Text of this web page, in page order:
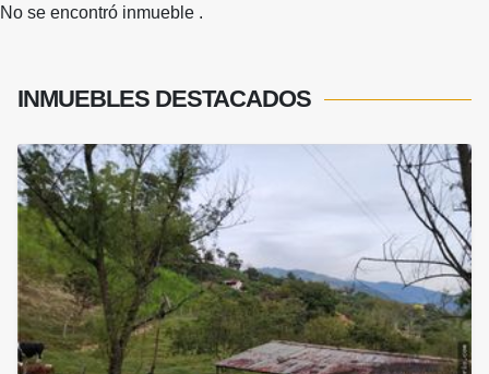
No se encontró inmueble .
INMUEBLES DESTACADOS